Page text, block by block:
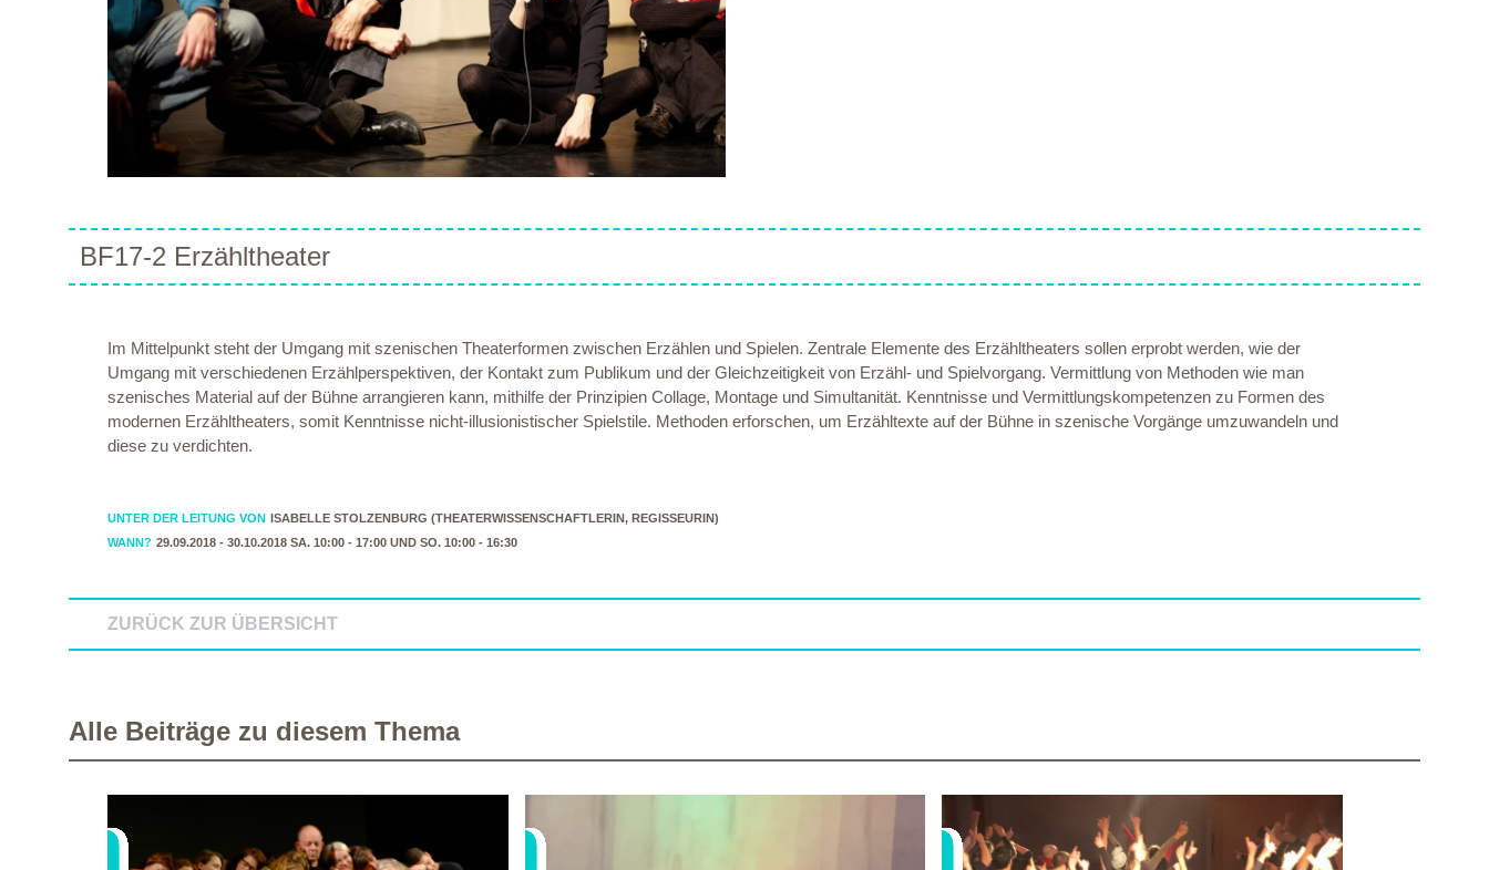
BF17-2 Erzähltheater
Im Mittelpunkt steht der Umgang mit szenischen Theaterformen zwischen Erzählen und Spielen. Zentrale Elemente des Erzähltheaters sollen erprobt werden, wie der
Umgang mit verschiedenen Erzählperspektiven, der Kontakt zum Publikum und der Gleichzeitigkeit von Erzähl- und Spielvorgang. Vermittlung von Methoden wie man
szenisches Material auf der Bühne arrangieren kann, mithilfe der Prinzipien Collage, Montage und Simultanität. Kenntnisse und Vermittlungskompetenzen zu Formen des
modernen Erzähltheaters, somit Kenntnisse nicht-illusionistischer Spielstile. Methoden erforschen, um Erzähltexte auf der Bühne in szenische Vorgänge umzuwandeln und
diese zu verdichten.
UNTER DER LEITUNG VON ISABELLE STOLZENBURG (THEATERWISSENSCHAFTLERIN, REGISSEURIN)
WANN? 29.09.2018 - 30.10.2018 SA. 10:00 - 17:00 UND SO. 10:00 - 16:30
ZURÜCK ZUR ÜBERSICHT
Alle Beiträge zu diesem Thema